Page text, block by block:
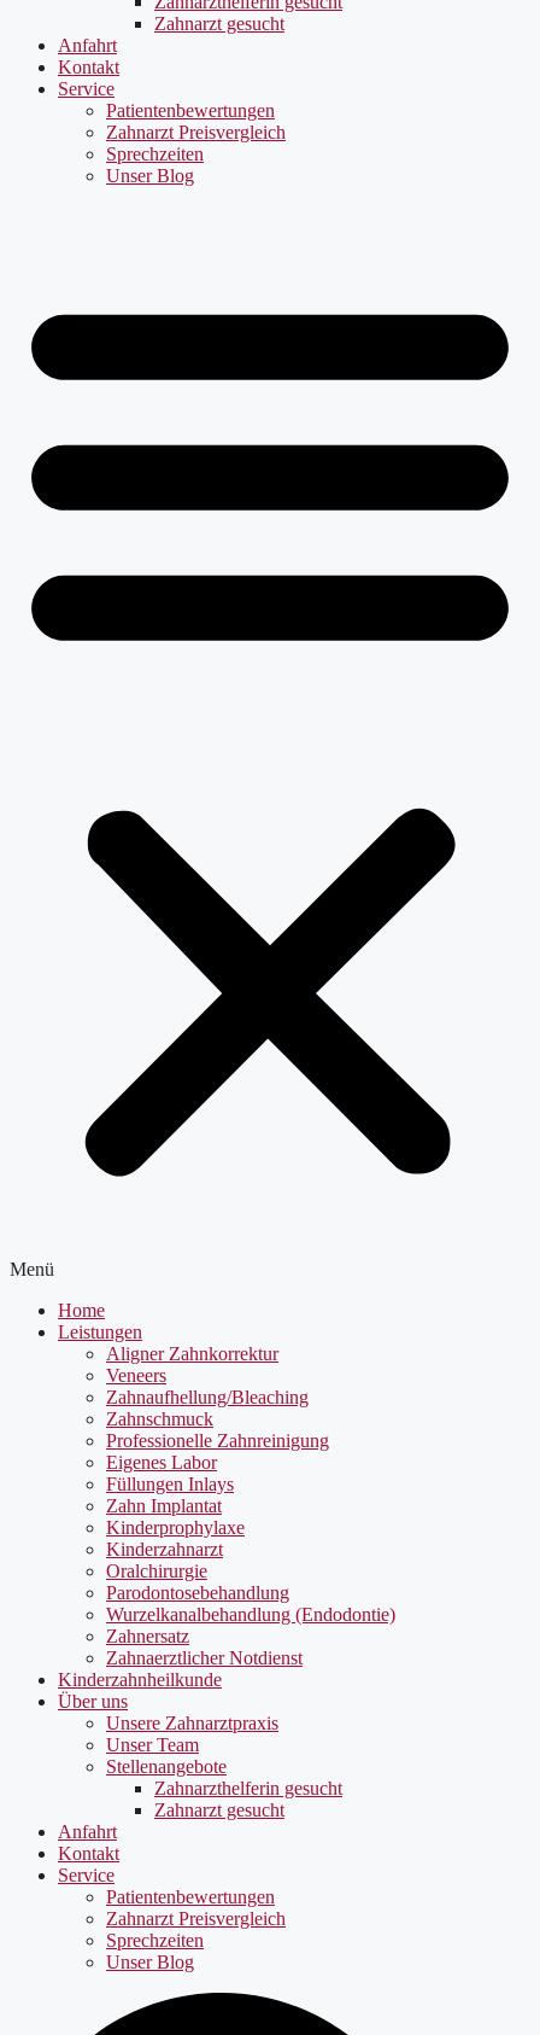
Zahnarzt gesucht
Anfahrt
Kontakt
Service
Patientenbewertungen
Zahnarzt Preisvergleich
Sprechzeiten
Unser Blog
Menü
Home
Leistungen
Aligner Zahnkorrektur
Veneers
Zahnaufhellung/Bleaching
Zahnschmuck
Professionelle Zahnreinigung
Eigenes Labor
Füllungen Inlays
Zahn Implantat
Kinderprophylaxe
Kinderzahnarzt
Oralchirurgie
Parodontosebehandlung
Wurzelkanalbehandlung (Endodontie)
Zahnersatz
Zahnaerztlicher Notdienst
Kinderzahnheilkunde
Über uns
Unsere Zahnarztpraxis
Unser Team
Stellenangebote
Zahnarzthelferin gesucht
Zahnarzt gesucht
Anfahrt
Kontakt
Service
Patientenbewertungen
Zahnarzt Preisvergleich
Sprechzeiten
Unser Blog